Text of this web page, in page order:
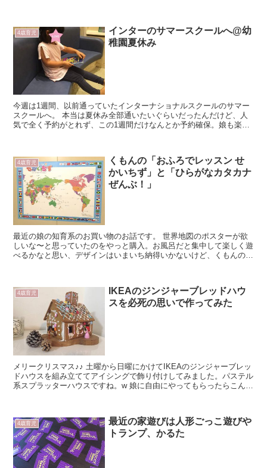
4歳育児
インターのサマースクールへ@幼
稚園夏休み
今週は1週間、以前通っていたインターナショナルスクールのサマー
スクールへ。 本当は夏休み全部通いたいぐらいだったんだけど、人
気で全く予約がとれず、この1週間だけなんとか予約確保。娘も楽し
4歳育児
くもんの「おふろでレッスン せ
かいちず」と「ひらがなカタカナ
ぜんぶ！」
最近の娘の知育系のお買い物のお話です。 世界地図のポスターが欲
しいな〜と思っていたのをやっと購入。お風呂だと集中して楽しく遊
べるかなと思い、デザインはいまいち納得いかないけど、くもんの
4歳育児
IKEAのジンジャーブレッドハウ
スを必死の思いで作ってみた
メリークリスマス♪♪ 土曜から日曜にかけてIKEAのジンジャーブレッ
ドハウスを組み立ててアイシングで飾り付けしてみました。パステル
系スプラッターハウスですね。w 娘に自由にやってもらったらこんな
4歳育児
最近の家遊びは人形ごっこ遊びや
トランプ、かるた